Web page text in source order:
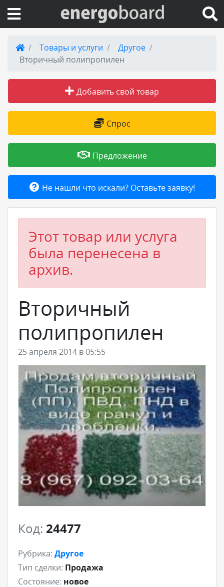
Вход на сайт
Публикации
Товары и услуги
Добавить товар или услугу
Товары и услуги
Другое
Вторичный полипропилен
Добавить свой товар
Спрос
Предложение
Не нашли что искали? Оставьте заявку!
Этот товар или услуга
была перенесена в
архив.
Вторичный
полипропилен
25 апреля 2014 в 05:55
Код: 24477
Рубрика: Другое
Тип сделки: Продажа
Состояние: новое